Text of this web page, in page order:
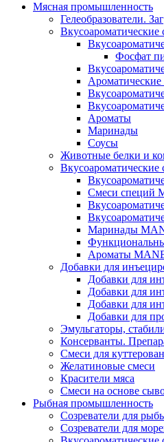
Мясная промышленность
Гелеобразователи.
Вкусоароматические
Фосфат
Ароматические
Ароматы
Маринады
Соусы
Животные белки и
Смеси специй
Маринады
Ароматы
Добавки для
Добавки для
Добавки для
Добавки для
Добавки для
Эмульгаторы,
Консерванты.
Смеси для
Желатиновые смеси
Красители мяса
Смеси на основе
Рыбная промышленность
Созреватели для
Созреватели для